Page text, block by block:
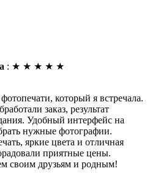
: ★ ★ ★ ★ ★
который я встречала.
заказ, результат
Удобный интерфейс на
нужные фотографии.
яркие цвета и отличная
приятные цены.
своим друзьям и родным!